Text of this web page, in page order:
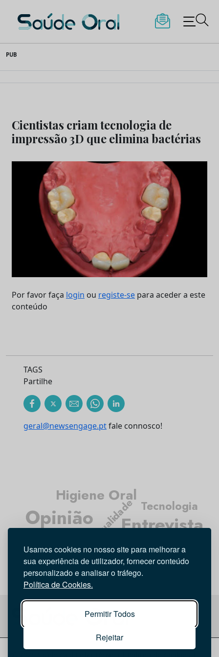
Usamos cookies no nosso site para melhorar a
sua experiência de utilizador, fornecer conteúdo
personalizado e analisar o tráfego.
Política de Cookies.
Permitir Todos
Rejeitar
to
content
Saúde Oral
PUB
Cientistas criam tecnologia de
impressão 3D que elimina bactérias
Por favor faça login ou registe-se para aceder a este
conteúdo
TAGS
Partilhe
geral@newsengage.ptfale connosco!
Atualidade
Médicos Dentistas
Higiene Oral
Entrevista
Opinião
Tecnologia